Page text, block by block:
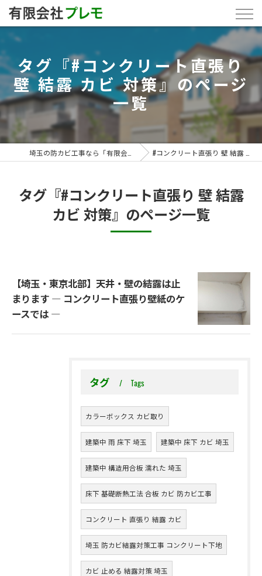
タグ『#コンクリート直張り
壁 結露 カビ 対策』のページ
一覧
#コンクリート直張り 壁 結露 カビ 対策
タグ『#コンクリート直張り 壁 結露
カビ 対策』のページ一覧
【埼玉・東京北部】天井・壁の結露は止
まります ― コンクリート直張り壁紙のケ
ースでは ―
タグ Tags
カラーボックス カビ取り
建築中 雨 床下 埼玉 建築中 床下 カビ 埼玉
建築中 構造用合板 濡れた 埼玉
床下 基礎断熱工法 合板 カビ 防カビ工事
コンクリート 直張り 結露 カビ
埼玉 防カビ結露対策工事 コンクリート下地
カビ 止める 結露対策 埼玉